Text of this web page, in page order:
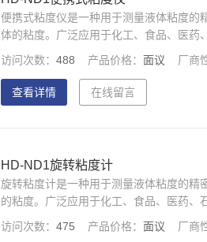
便携式粘度仪是一种用于测量液体粘度的
体的粘度。广泛应用于化工、食品、医药
量。
访问次数：488 产品价格：面议 厂商
查看详情 在线留言
HD-ND1旋转粘度计
旋转粘度计是一种用于测量液体粘度的精
的粘度。广泛应用于化工、食品、医药、
访问次数：475 产品价格：面议 厂商